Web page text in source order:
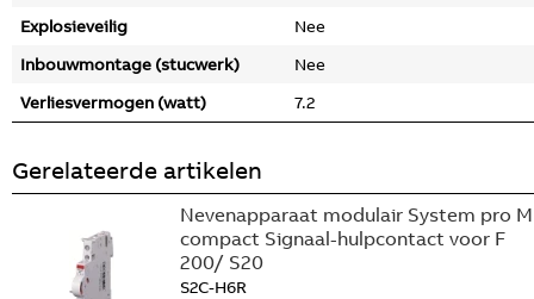
Explosieveilig
Nee
Inbouwmontage (stucwerk)
Nee
Verliesvermogen (watt)
7.2
Gerelateerde artikelen
Nevenapparaat modulair System pro M
compact Signaal-hulpcontact voor F
200/ S20
S2C-H6R